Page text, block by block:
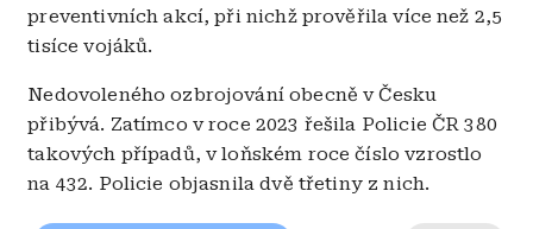
preventivních akcí, při nichž prověřila více než 2,5
tisíce vojáků.
Nedovoleného ozbrojování obecně v Česku
přibývá. Zatímco v roce 2023 řešila Policie ČR 380
takových případů, v loňském roce číslo vzrostlo
na 432. Policie objasnila dvě třetiny z nich.